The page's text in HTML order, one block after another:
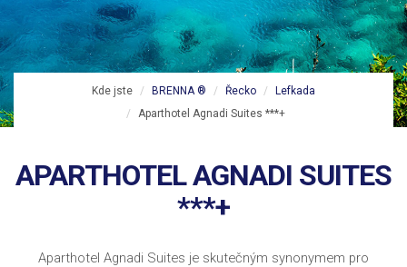
Kde jste BRENNA ® Řecko
Lefkada
Aparthotel Agnadi Suites ***+
APARTHOTEL AGNADI SUITES
***+
Aparthotel Agnadi Suites je skutečným synonymem pro